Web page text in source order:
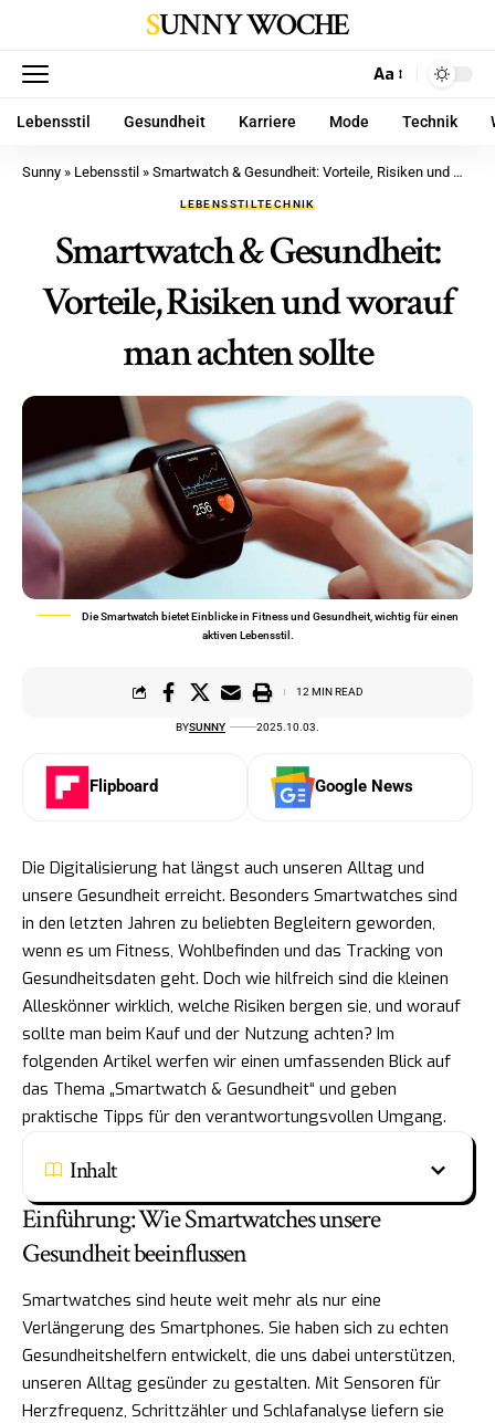
SUNNY WOCHE
Aa
Lebensstil Gesundheit Karriere Mode Technik
Sunny » Lebensstil » Smartwatch & Gesundheit: Vorteile, Risiken und worauf man achten sollte
LEBENSSTILTECHNIK
Smartwatch & Gesundheit:
Vorteile, Risiken und worauf
man achten sollte
Die Smartwatch bietet Einblicke in Fitness und Gesundheit, wichtig für einen
aktiven Lebensstil.
BYSUNNY 2025.10.03.
12 MIN READ
Flipboard Google News
Die Digitalisierung hat längst auch unseren Alltag und
unsere Gesundheit erreicht. Besonders Smartwatches sind
in den letzten Jahren zu beliebten Begleitern geworden,
wenn es um Fitness, Wohlbefinden und das Tracking von
Gesundheitsdaten geht. Doch wie hilfreich sind die kleinen
Alleskönner wirklich, welche Risiken bergen sie, und worauf
sollte man beim Kauf und der Nutzung achten? Im
folgenden Artikel werfen wir einen umfassenden Blick auf
das Thema „Smartwatch & Gesundheit“ und geben
praktische Tipps für den verantwortungsvollen Umgang.
Inhalt
Einführung: Wie Smartwatches unsere
Gesundheit beeinflussen
Smartwatches sind heute weit mehr als nur eine
Verlängerung des Smartphones. Sie haben sich zu echten
Gesundheitshelfern entwickelt, die uns dabei unterstützen,
unseren Alltag gesünder zu gestalten. Mit Sensoren für
Herzfrequenz, Schrittzähler und Schlafanalyse liefern sie